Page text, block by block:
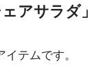
ェアサラダ」
テムです。